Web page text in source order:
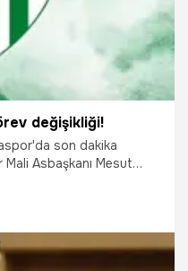
değişikliği!
son dakika
Asbaşkanı Mesut